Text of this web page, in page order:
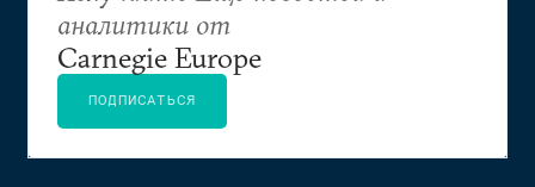
аналитики от
Carnegie Europe
ПОДПИСАТЬСЯ